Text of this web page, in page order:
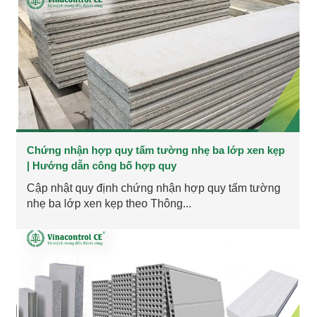
Chứng nhận hợp quy tấm tường nhẹ ba lớp xen kẹp
| Hướng dẫn công bố hợp quy
Cập nhật quy định chứng nhận hợp quy tấm tường
nhẹ ba lớp xen kẹp theo Thông...